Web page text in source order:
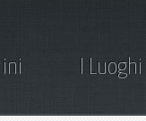
I Luoghi